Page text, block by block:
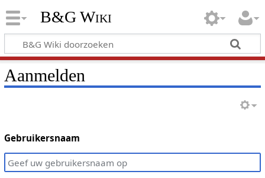
B&G Wiki
Aanmelden
Gebruikersnaam